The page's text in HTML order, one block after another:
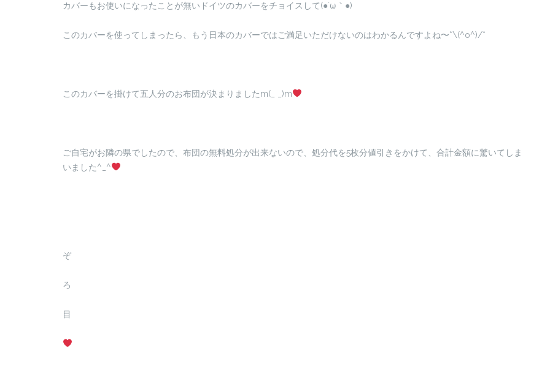
カバーもお使いになったことが無いドイツのカバーをチョイスして(●´ω｀●)
このカバーを使ってしまったら、もう日本のカバーではご満足いただけないのはわかるんですよね〜*\(^o^)/*
このカバーを掛けて五人分のお布団が決まりましたm(_ _)m
ご自宅がお隣の県でしたので、布団の無料処分が出来ないので、処分代を5枚分値引きをかけて、合計金額に驚いてしま
いました^_^
ぞ
ろ
目